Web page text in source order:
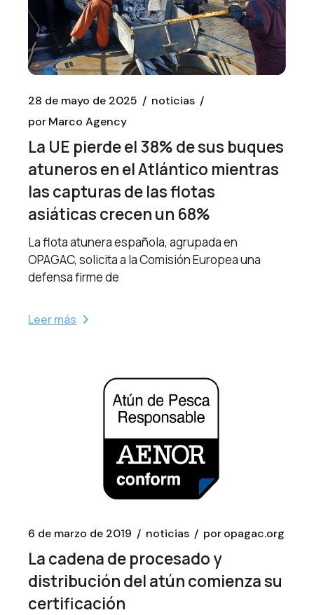
28 de mayo de 2025
noticias
porMarco Agency
La UE pierde el 38% de sus buques
atuneros en el Atlántico mientras
las capturas de las flotas
asiáticas crecen un 68%
La flota atunera española, agrupada en
OPAGAC, solicita a la Comisión Europea una
defensa firme de
Leer más
6 de marzo de 2019 noticias poropagac.org
La cadena de procesado y
distribución del atún comienza su
certificación